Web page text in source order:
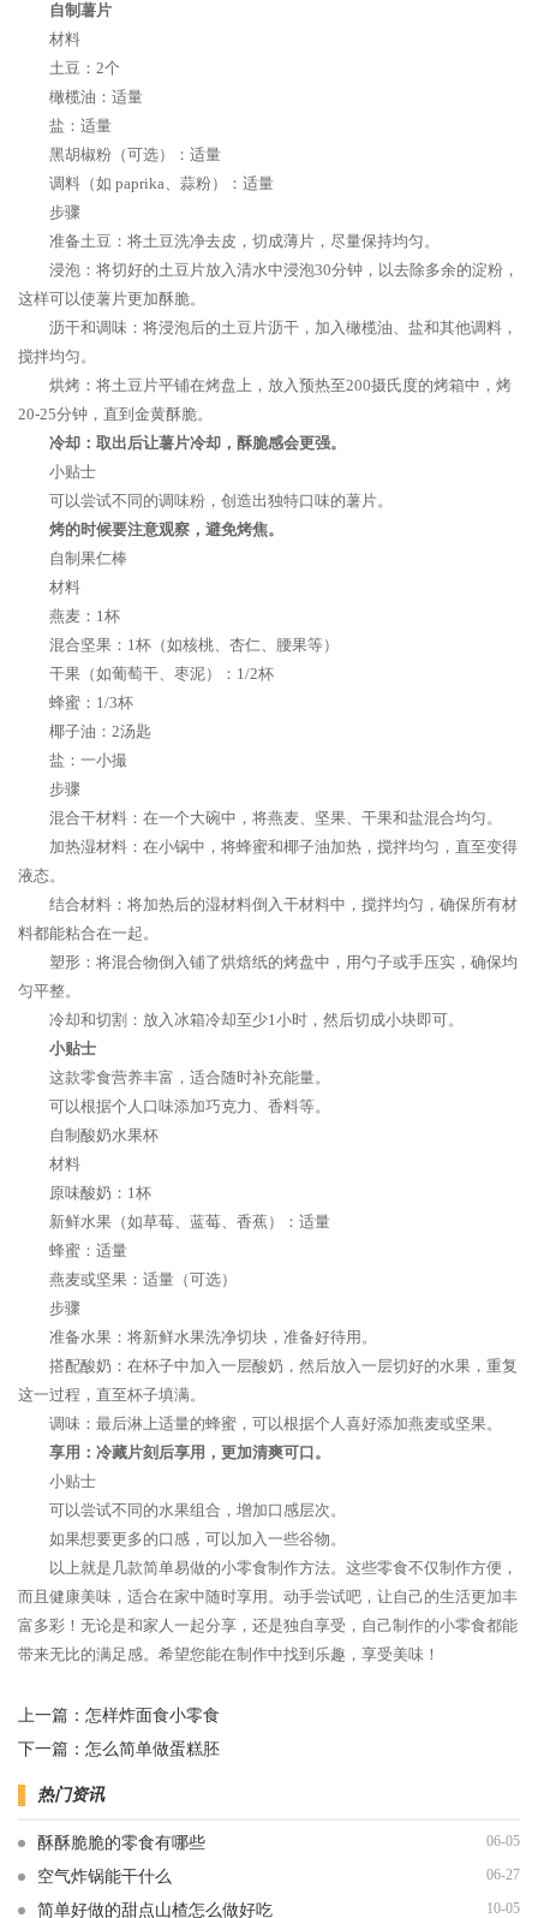
自制薯片
材料
土豆：2个
橄榄油：适量
盐：适量
黑胡椒粉（可选）：适量
调料（如 paprika、蒜粉）：适量
步骤
准备土豆：将土豆洗净去皮，切成薄片，尽量保持均匀。
浸泡：将切好的土豆片放入清水中浸泡30分钟，以去除多余的淀粉，
这样可以使薯片更加酥脆。
沥干和调味：将浸泡后的土豆片沥干，加入橄榄油、盐和其他调料，
搅拌均匀。
烘烤：将土豆片平铺在烤盘上，放入预热至200摄氏度的烤箱中，烤
20-25分钟，直到金黄酥脆。
冷却：取出后让薯片冷却，酥脆感会更强。
小贴士
可以尝试不同的调味粉，创造出独特口味的薯片。
烤的时候要注意观察，避免烤焦。
自制果仁棒
材料
燕麦：1杯
混合坚果：1杯（如核桃、杏仁、腰果等）
干果（如葡萄干、枣泥）：1/2杯
蜂蜜：1/3杯
椰子油：2汤匙
盐：一小撮
步骤
混合干材料：在一个大碗中，将燕麦、坚果、干果和盐混合均匀。
加热湿材料：在小锅中，将蜂蜜和椰子油加热，搅拌均匀，直至变得
液态。
结合材料：将加热后的湿材料倒入干材料中，搅拌均匀，确保所有材
料都能粘合在一起。
塑形：将混合物倒入铺了烘焙纸的烤盘中，用勺子或手压实，确保均
匀平整。
冷却和切割：放入冰箱冷却至少1小时，然后切成小块即可。
小贴士
这款零食营养丰富，适合随时补充能量。
可以根据个人口味添加巧克力、香料等。
自制酸奶水果杯
材料
原味酸奶：1杯
新鲜水果（如草莓、蓝莓、香蕉）：适量
蜂蜜：适量
燕麦或坚果：适量（可选）
步骤
准备水果：将新鲜水果洗净切块，准备好待用。
搭配酸奶：在杯子中加入一层酸奶，然后放入一层切好的水果，重复
这一过程，直至杯子填满。
调味：最后淋上适量的蜂蜜，可以根据个人喜好添加燕麦或坚果。
享用：冷藏片刻后享用，更加清爽可口。
小贴士
可以尝试不同的水果组合，增加口感层次。
如果想要更多的口感，可以加入一些谷物。
以上就是几款简单易做的小零食制作方法。这些零食不仅制作方便，
而且健康美味，适合在家中随时享用。动手尝试吧，让自己的生活更加丰
富多彩！无论是和家人一起分享，还是独自享受，自己制作的小零食都能
带来无比的满足感。希望您能在制作中找到乐趣，享受美味！
上一篇： 怎样炸面食小零食
下一篇： 怎么简单做蛋糕胚
热门资讯
酥酥脆脆的零食有哪些 06-05
空气炸锅能干什么 06-27
简单好做的甜点山楂怎么做好吃 10-05